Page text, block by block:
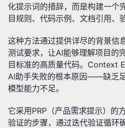
化提示词的措辞，而是构建一个
目规则、代码示例、文档引用、
这种方法通过提供详尽的背景信
测试要求，让AI能够理解项目的
目标准的高质量代码。Context
AI助手失败的根本原因——缺乏
模型能力不足。
它采用PRP（产品需求提示）的
验证的步骤，通过迭代验证循环